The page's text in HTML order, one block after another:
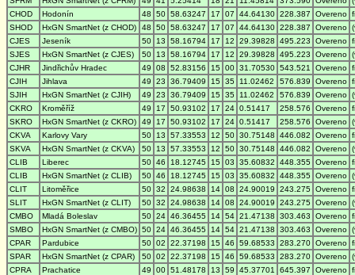
CHOD
Hodonín 48 50 58.63247 17 07 44.64130 228.387 Overeno
SHOD
HxGN SmartNet (z CHOD) 48 50 58.63247 17 07 44.64130 228.387 Overeno
CJES
Jeseník 50 13 58.16794 17 12 29.39828 495.223 Overeno
SJES
HxGN SmartNet (z CJES) 50 13 58.16794 17 12 29.39828 495.223 Overeno
CJHR
Jindřichův Hradec 49 08 52.83156 15 00 31.70530 543.521 Overeno
CJIH
Jihlava 49 23 36.79409 15 35 11.02462 576.839 Overeno
SJIH
HxGN SmartNet (z CJIH) 49 23 36.79409 15 35 11.02462 576.839 Overeno
CKRO
Kroměříž 49 17 50.93102 17 24 0.51417 258.576 Overeno
SKRO
HxGN SmartNet (z CKRO) 49 17 50.93102 17 24 0.51417 258.576 Overeno
CKVA
Karlovy Vary 50 13 57.33553 12 50 30.75148 446.082 Overeno
SKVA
HxGN SmartNet (z CKVA) 50 13 57.33553 12 50 30.75148 446.082 Overeno
CLIB
Liberec 50 46 18.12745 15 03 35.60832 448.355 Overeno
CLIB
HxGN SmartNet (z CLIB) 50 46 18.12745 15 03 35.60832 448.355 Overeno
CLIT
Litoměřice 50 32 24.98638 14 08 24.90019 243.275 Overeno
SLIT
HxGN SmartNet (z CLIT) 50 32 24.98638 14 08 24.90019 243.275 Overeno
CMBO
Mladá Boleslav 50 24 46.36455 14 54 21.47138 303.463 Overeno
SMBO
HxGN SmartNet (z CMBO) 50 24 46.36455 14 54 21.47138 303.463 Overeno
CPAR
Pardubice 50 02 22.37198 15 46 59.68533 283.270 Overeno
SPAR
HxGN SmartNet (z CPAR) 50 02 22.37198 15 46 59.68533 283.270 Overeno
CPRA
Prachatice 49 00 51.48178 13 59 45.37701 645.397 Overeno